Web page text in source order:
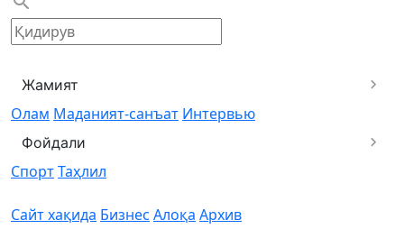
Жамият
Олам Маданият-санъат Интервью
Фойдали
СпортТаҳлил
Сайт хақида Бизнес Алоқа Архив